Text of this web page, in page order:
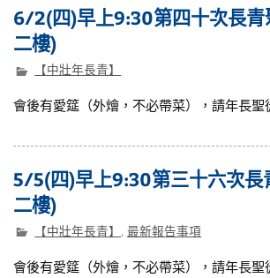
6/2(四)早上9:30第四十次長青
二樓)
【中壯年長青】
會後有愛筵（外燴，不必帶菜），請年長聖
5/5(四)早上9:30第三十六次長
二樓)
【中壯年長青】 ,最新報告事項
會後有愛筵（外燴，不必帶菜），請年長聖